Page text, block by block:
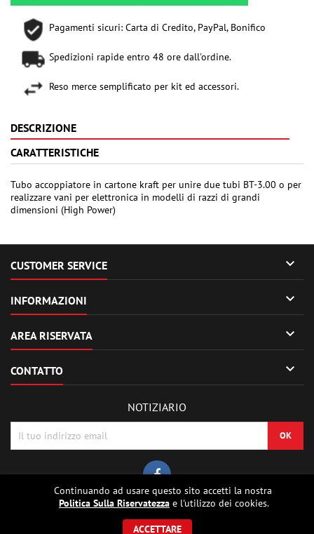
Pagamenti sicuri: Carta di Credito, PayPal, Bonifico
Spedizioni rapide entro 48 ore dall'ordine.
Reso merce semplificato per kit ed accessori.
DESCRIZIONE
CARATTERISTICHE
Tubo accoppiatore in cartone kraft per unire due tubi BT-3.00 o per
realizzare vani per elettronica in modelli di razzi di grandi
dimensioni (High Power)
CUSTOMER SERVICE 
INFORMAZIONI 
AREA RISERVATA 
CONTATTO 
Continuando ad usare questo sito accetti la nostra
Politica Sulla Riservatezza e l'utilizzo dei cookies.
ACCETTARE
NOTIZIARIO
© Copyright 2026 Sierrafox Hobbies - Model rocket shop, high power
rocketry, rocket motors, rocket electronics and building parts.. Tutti i diritti